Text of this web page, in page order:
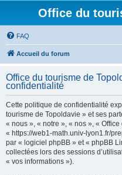
Office du
FAQ
Accueil du forum
Office du tourisme de
confidentialité
Cette politique de confidentialité
tourisme de Topoldavie » et ses
« nous », « notre », « nos », «
« https://web1-math.univ-lyon1.fr/
par « logiciel phpBB » et « phpBB
collectées lors des sessions
« vos informations »).